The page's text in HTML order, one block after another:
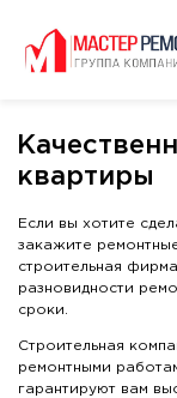
квартиры
Если вы хотите
закажите
строительная
разновидности
сроки.
Строительная
ремонтными
гарантируют вам